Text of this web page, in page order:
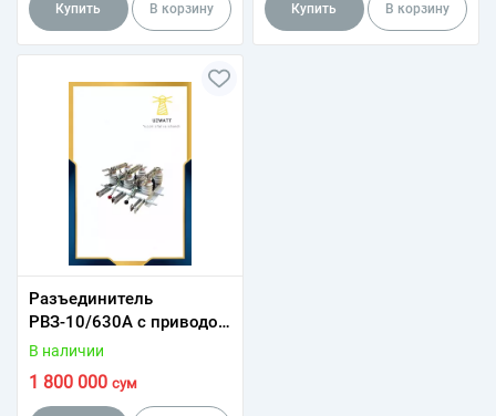
Купить В корзину Купить В корзину
Разъединитель
РВЗ-10/630А с приводом
ПРНЗ
В наличии
1 800 000 сум